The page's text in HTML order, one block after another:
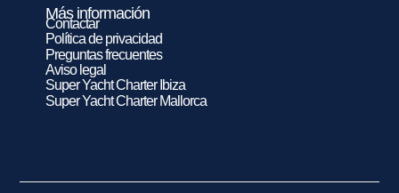
Más información
Contactar
Política de privacidad
Preguntas frecuentes
Aviso legal
Super Yacht Charter Ibiza
Super Yacht Charter Mallorca